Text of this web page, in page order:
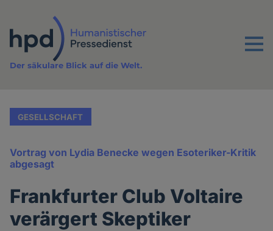
Inhalt
Menu
Der säkulare Blick auf die Welt.
GESELLSCHAFT
Vortrag von Lydia Benecke wegen Esoteriker-Kritik
abgesagt
Frankfurter Club Voltaire
verärgert Skeptiker